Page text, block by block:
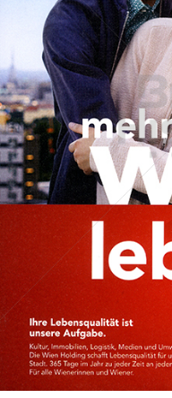
wienholding